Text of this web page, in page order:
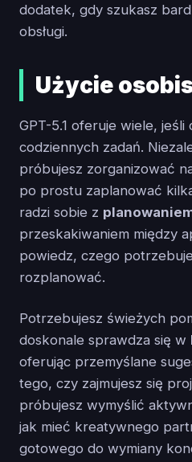
dodatek, gdy szukasz
obsługi.
Użycie
GPT-5.1 oferuje wiele, jeśli
codziennych zadań.
próbujesz zorganizować
po prostu zaplanować
radzi sobie z
przeskakiwaniem między
powiedz, czego
rozplanować.
Potrzebujesz świeżych
doskonale sprawdza się w
oferując przemyślane
tego, czy zajmujesz się
próbujesz wymyślić
jak mieć kreatywnego
gotowego do wymiany